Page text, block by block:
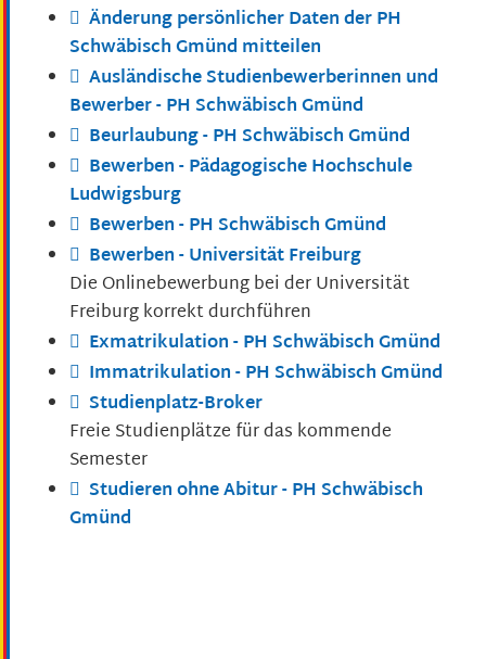
Änderung persönlicher Daten der PH
Schwäbisch Gmünd mitteilen
Ausländische Studienbewerberinnen und
Bewerber - PH Schwäbisch Gmünd
Beurlaubung - PH Schwäbisch Gmünd
Bewerben - Pädagogische Hochschule
Ludwigsburg
Bewerben - PH Schwäbisch Gmünd
Bewerben - Universität Freiburg
Die Onlinebewerbung bei der Universität
Freiburg korrekt durchführen
Exmatrikulation - PH Schwäbisch Gmünd
Immatrikulation - PH Schwäbisch Gmünd
Studienplatz-Broker
Freie Studienplätze für das kommende
Semester
Studieren ohne Abitur - PH Schwäbisch
Gmünd